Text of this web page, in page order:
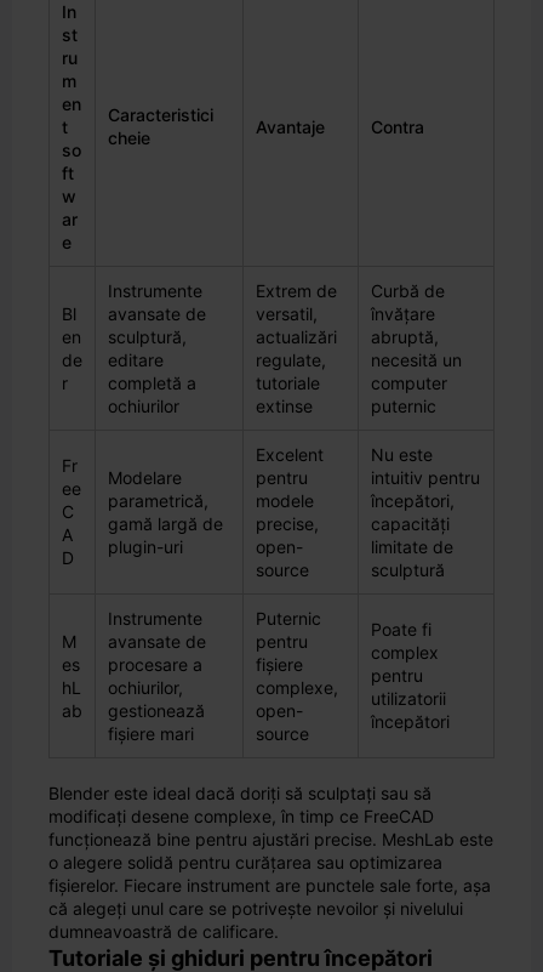
In
st
ru
m
en
t
so
ft
w
ar
e
Caracteristici
cheie
Avantaje Contra
Bl
en
de
r
Instrumente
avansate de
sculptură,
editare
completă a
ochiurilor
Extrem de
versatil,
actualizări
regulate,
tutoriale
extinse
Curbă de
învățare
abruptă,
necesită un
computer
puternic
Fr
ee
C
A
D
Modelare
parametrică,
gamă largă de
plugin-uri
Excelent
pentru
modele
precise,
open-
source
Nu este
intuitiv pentru
începători,
capacități
limitate de
sculptură
M
es
hL
ab
Instrumente
avansate de
procesare a
ochiurilor,
gestionează
fișiere mari
Puternic
pentru
fișiere
complexe,
open-
source
Poate fi
complex
pentru
utilizatorii
începători
Blender este ideal dacă doriți să sculptați sau să
modificați desene complexe, în timp ce FreeCAD
funcționează bine pentru ajustări precise. MeshLab este
o alegere solidă pentru curățarea sau optimizarea
fișierelor. Fiecare instrument are punctele sale forte, așa
că alegeți unul care se potrivește nevoilor și nivelului
dumneavoastră de calificare.
Tutoriale și ghiduri pentru începători